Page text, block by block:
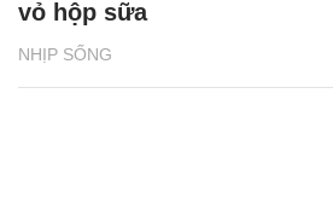
NHỊP SỐNG
vỏ hộp sữa